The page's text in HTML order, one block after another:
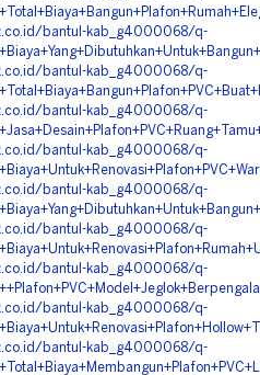
bantul-kab_g4000068/q-
bantul-kab_g4000068/q-
bantul-kab_g4000068/q-
bantul-kab_g4000068/q-
bantul-kab_g4000068/q-
bantul-kab_g4000068/q-
bantul-kab_g4000068/q-
bantul-kab_g4000068/q-
bantul-kab_g4000068/q-